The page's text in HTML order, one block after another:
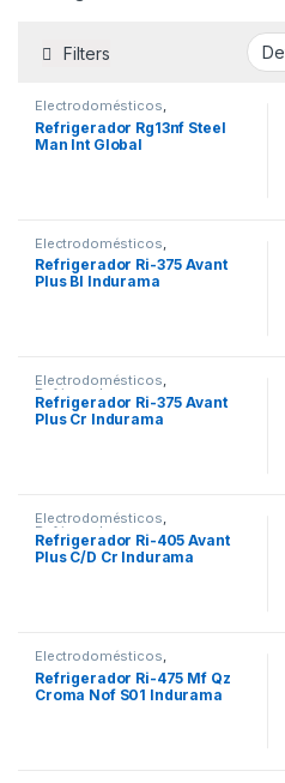
Filters
Electrodomésticos,
Refrigeradoras
Refrigerador Rg13nf Steel
Man Int Global
Electrodomésticos
Refrigeradoras
Refrigerador Ri-375 Avant
Plus Bl Indurama
Electrodomésticos,
Refrigeradoras
Refrigerador Ri-375 Avant
Plus Cr Indurama
Electrodomésticos,
Refrigeradoras
Refrigerador Ri-405 Avant
Plus C/D Cr Indurama
Electrodomésticos,
Refrigeradoras
Refrigerador Ri-475 Mf Qz
Croma Nof S01 Indurama